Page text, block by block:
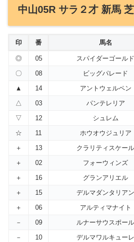
中山05R サラ２才 新馬
印 番 馬名
◎ 05 スパイダーゴールド
〇
08 ビッグパレード
▲
14 アントウェルペン
△
03 パンテレリア
▽
12 シュレム
☆
11 ホウオウジュリア
＋
13 クラリティスケール
＋
02 フォーウィンズ
＋
16 グランアリエル
＋
15 デルマダンタリアン
＋
06 アルティマナイト
－
09 ルナーサウスポール
－
10 デルマワルキューレ